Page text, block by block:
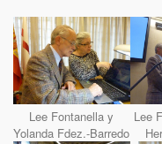
Lee Fontanella y
Yolanda Fdez.-Barredo
Lee